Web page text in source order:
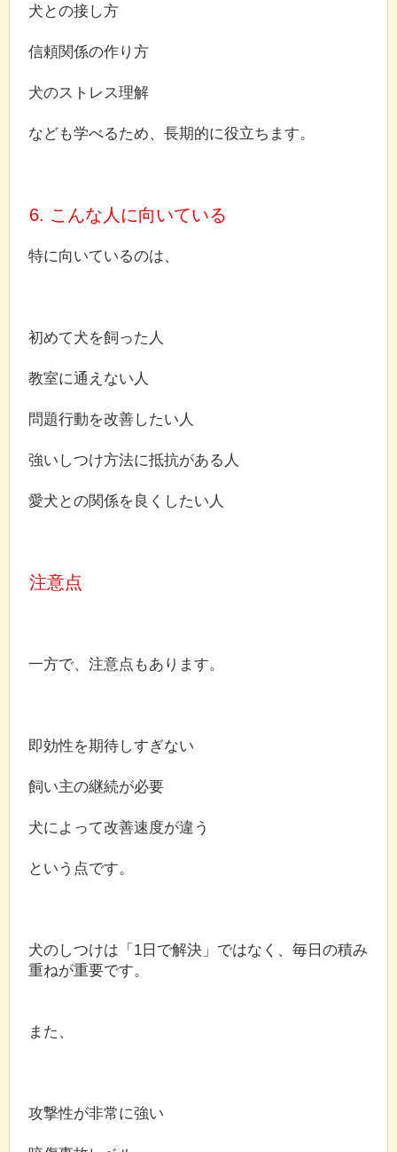
犬との接し方
信頼関係の作り方
犬のストレス理解
なども学べるため、長期的に役立ちます。
6. こんな人に向いている
特に向いているのは、
初めて犬を飼った人
教室に通えない人
問題行動を改善したい人
強いしつけ方法に抵抗がある人
愛犬との関係を良くしたい人
注意点
一方で、注意点もあります。
即効性を期待しすぎない
飼い主の継続が必要
犬によって改善速度が違う
という点です。
犬のしつけは「1日で解決」ではなく、毎日の積み
重ねが重要です。
また、
攻撃性が非常に強い